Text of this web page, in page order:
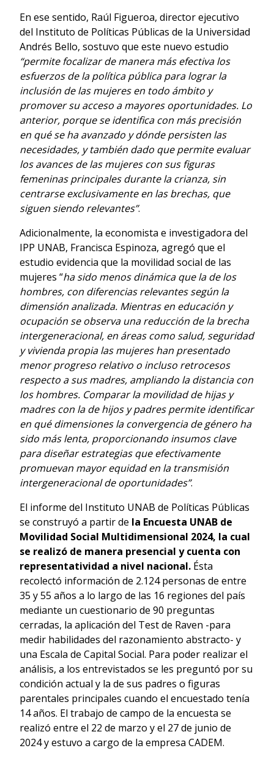
En ese sentido, Raúl Figueroa, director ejecutivo
del Instituto de Políticas Públicas de la Universidad
Andrés Bello, sostuvo que este nuevo estudio
“permite focalizar de manera más efectiva los
esfuerzos de la política pública para lograr la
inclusión de las mujeres en todo ámbito y
promover su acceso a mayores oportunidades. Lo
anterior, porque se identifica con más precisión
en qué se ha avanzado y dónde persisten las
necesidades, y también dado que permite evaluar
los avances de las mujeres con sus figuras
femeninas principales durante la crianza, sin
centrarse exclusivamente en las brechas, que
siguen siendo relevantes”.
Adicionalmente, la economista e investigadora del
IPP UNAB, Francisca Espinoza, agregó que el
estudio evidencia que la movilidad social de las
mujeres “ha sido menos dinámica que la de los
hombres, con diferencias relevantes según la
dimensión analizada. Mientras en educación y
ocupación se observa una reducción de la brecha
intergeneracional, en áreas como salud, seguridad
y vivienda propia las mujeres han presentado
menor progreso relativo o incluso retrocesos
respecto a sus madres, ampliando la distancia con
los hombres. Comparar la movilidad de hijas y
madres con la de hijos y padres permite identificar
en qué dimensiones la convergencia de género ha
sido más lenta, proporcionando insumos clave
para diseñar estrategias que efectivamente
promuevan mayor equidad en la transmisión
intergeneracional de oportunidades”.
El informe del Instituto UNAB de Políticas Públicas
se construyó a partir de la Encuesta UNAB de
Movilidad Social Multidimensional 2024, la cual
se realizó de manera presencial y cuenta con
representatividad a nivel nacional. Ésta
recolectó información de 2.124 personas de entre
35 y 55 años a lo largo de las 16 regiones del país
mediante un cuestionario de 90 preguntas
cerradas, la aplicación del Test de Raven -para
medir habilidades del razonamiento abstracto- y
una Escala de Capital Social. Para poder realizar el
análisis, a los entrevistados se les preguntó por su
condición actual y la de sus padres o figuras
parentales principales cuando el encuestado tenía
14 años. El trabajo de campo de la encuesta se
realizó entre el 22 de marzo y el 27 de junio de
2024 y estuvo a cargo de la empresa CADEM.